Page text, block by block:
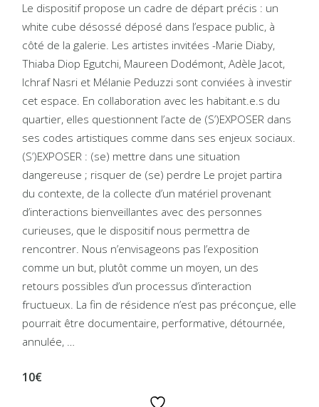
Le dispositif propose un cadre de départ précis : un
white cube désossé déposé dans l’espace public, à
côté de la galerie. Les artistes invitées -Marie Diaby,
Thiaba Diop Egutchi, Maureen Dodémont, Adèle Jacot,
Ichraf Nasri et Mélanie Peduzzi sont conviées à investir
cet espace. En collaboration avec les habitant.e.s du
quartier, elles questionnent l’acte de (S’)EXPOSER dans
ses codes artistiques comme dans ses enjeux sociaux.
(S’)EXPOSER : (se) mettre dans une situation
dangereuse ; risquer de (se) perdre Le projet partira
du contexte, de la collecte d’un matériel provenant
d’interactions bienveillantes avec des personnes
curieuses, que le dispositif nous permettra de
rencontrer. Nous n’envisageons pas l’exposition
comme un but, plutôt comme un moyen, un des
retours possibles d’un processus d’interaction
fructueux. La fin de résidence n’est pas préconçue, elle
pourrait être documentaire, performative, détournée,
annulée, …
10€